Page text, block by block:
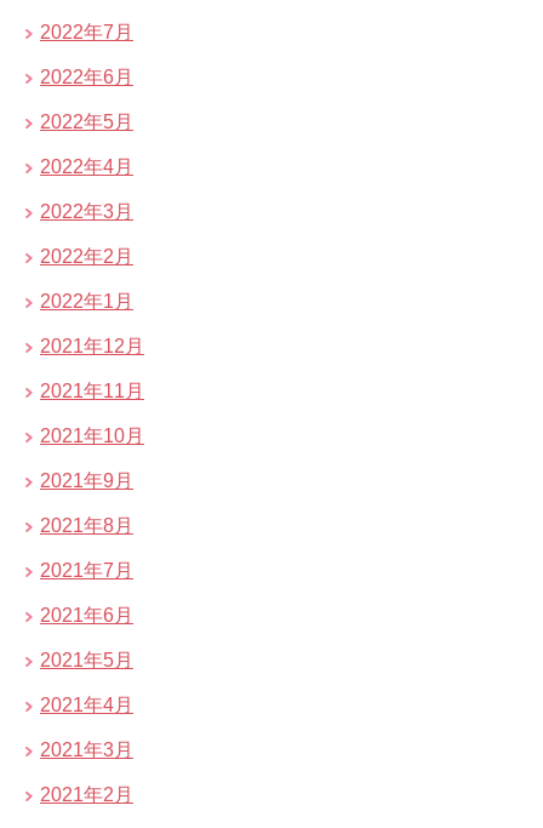
2022年7月
2022年6月
2022年5月
2022年4月
2022年3月
2022年2月
2022年1月
2021年12月
2021年11月
2021年10月
2021年9月
2021年8月
2021年7月
2021年6月
2021年5月
2021年4月
2021年3月
2021年2月